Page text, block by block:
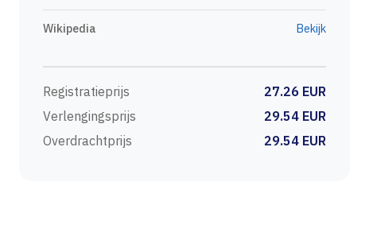
Wikipedia Bekijk
Registratieprijs
27.26 EUR
Verlengingsprijs
29.54 EUR
Overdrachtprijs
29.54 EUR